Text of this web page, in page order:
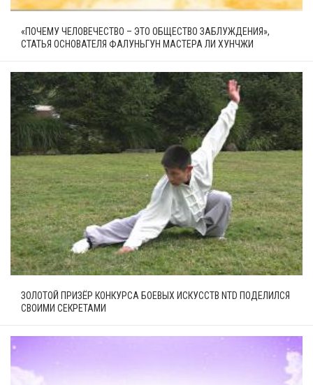
«ПОЧЕМУ ЧЕЛОВЕЧЕСТВО – ЭТО ОБЩЕСТВО ЗАБЛУЖДЕНИЯ»,
СТАТЬЯ ОСНОВАТЕЛЯ ФАЛУНЬГУН МАСТЕРА ЛИ ХУНЧЖИ
ЗОЛОТОЙ ПРИЗЁР КОНКУРСА БОЕВЫХ ИСКУССТВ NTD ПОДЕЛИЛСЯ
СВОИМИ СЕКРЕТАМИ